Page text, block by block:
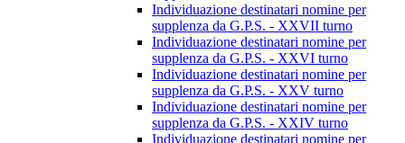
Individuazione destinatari nomine per
supplenza da G.P.S. - XXVII turno
Individuazione destinatari nomine per
supplenza da G.P.S. - XXVI turno
Individuazione destinatari nomine per
supplenza da G.P.S. - XXV turno
Individuazione destinatari nomine per
supplenza da G.P.S. - XXIV turno
Individuazione destinatari nomine per